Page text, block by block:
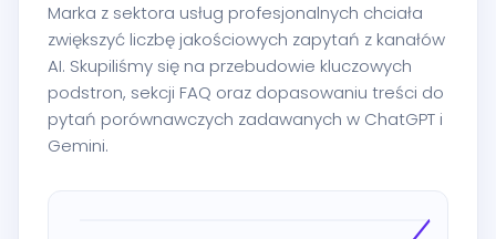
Marka z sektora usług profesjonalnych chciała
zwiększyć liczbę jakościowych zapytań z kanałów
AI. Skupiliśmy się na przebudowie kluczowych
podstron, sekcji FAQ oraz dopasowaniu treści do
pytań porównawczych zadawanych w ChatGPT i
Gemini.